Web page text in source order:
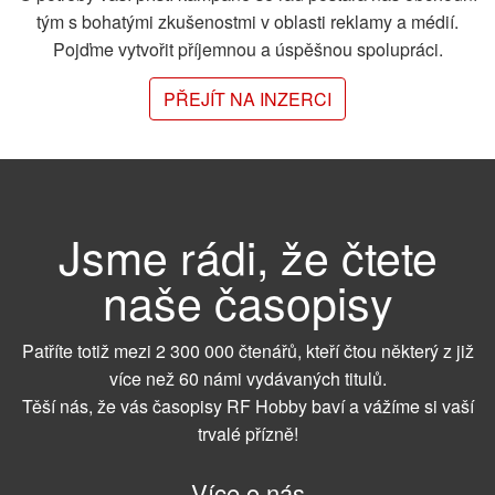
tým s bohatými zkušenostmi v oblasti reklamy a médií.
Pojďme vytvořit příjemnou a úspěšnou spolupráci.
PŘEJÍT NA INZERCI
Jsme rádi, že čtete
naše časopisy
Patříte totiž mezi 2 300 000 čtenářů, kteří čtou některý z již
více než 60 námi vydávaných titulů.
Těší nás, že vás časopisy RF Hobby baví a vážíme si vaší
trvalé přízně!